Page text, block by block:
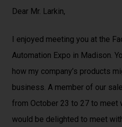
Dear Mr. Larkin,
I enjoyed meeting you at the
Automation Expo in Madison.
how my company’s products
business. A member of our
from October 23 to 27 to meet
would be delighted to meet